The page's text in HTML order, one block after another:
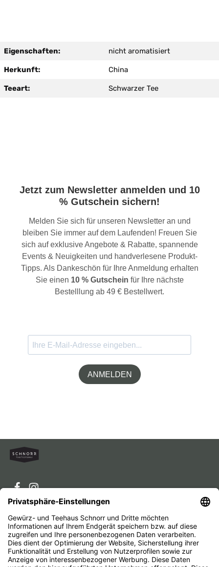
Eigenschaften: nicht aromatisiert
Herkunft: China
Teeart: Schwarzer Tee
Jetzt zum Newsletter anmelden und 10
% Gutschein sichern!
Melden Sie sich für unseren Newsletter an und
bleiben Sie immer auf dem Laufenden! Freuen Sie
sich auf exklusive Angebote & Rabatte, spannende
Events & Neuigkeiten und handverlesene Produkt-
Tipps. Als Dankeschön für Ihre Anmeldung erhalten
Sie einen 10 % Gutschein für Ihre nächste
Bestelllung ab 49 € Bestellwert.
ANMELDEN
Service-Hotline
Service